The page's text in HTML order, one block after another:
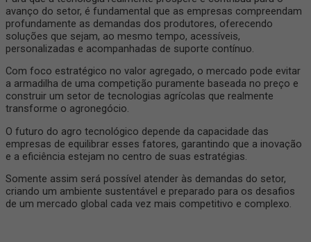
avanço do setor, é fundamental que as empresas compreendam
profundamente as demandas dos produtores, oferecendo
soluções que sejam, ao mesmo tempo, acessíveis,
personalizadas e acompanhadas de suporte contínuo.
Com foco estratégico no valor agregado, o mercado pode evitar
a armadilha de uma competição puramente baseada no preço e
construir um setor de tecnologias agrícolas que realmente
transforme o agronegócio.
O futuro do agro tecnológico depende da capacidade das
empresas de equilibrar esses fatores, garantindo que a inovação
e a eficiência estejam no centro de suas estratégias.
Somente assim será possível atender às demandas do setor,
criando um ambiente sustentável e preparado para os desafios
de um mercado global cada vez mais competitivo e complexo.